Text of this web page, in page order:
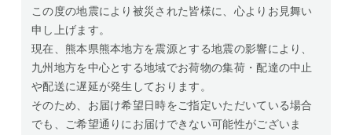
この度の地震により被災された皆様に、心よりお見舞い
申し上げます。
現在、熊本県熊本地方を震源とする地震の影響により、
九州地方を中心とする地域でお荷物の集荷・配達の中止
や配送に遅延が発生しております。
そのため、お届け希望日時をご指定いただいている場合
でも、ご希望通りにお届けできない可能性がございま